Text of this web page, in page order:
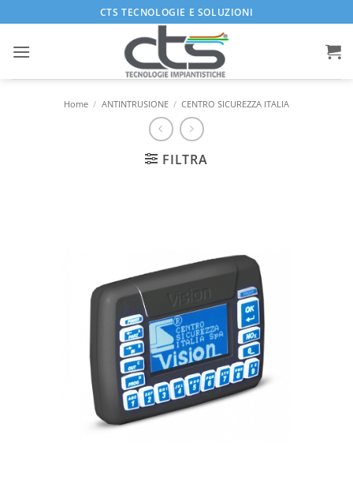
ai
contenuti
CTS TECNOLOGIE E SOLUZIONI
Home / ANTINTRUSIONE / CENTRO SICUREZZA ITALIA
FILTRA